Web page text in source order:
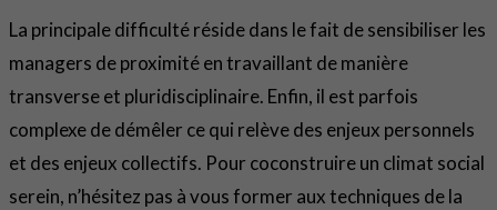
La principale difficulté réside dans le fait de sensibiliser les
managers de proximité en travaillant de manière
transverse et pluridisciplinaire. Enfin, il est parfois
complexe de démêler ce qui relève des enjeux personnels
et des enjeux collectifs. Pour coconstruire un climat social
serein, n’hésitez pas à vous former aux techniques de la